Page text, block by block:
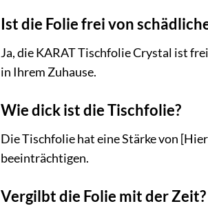
Ist die Folie frei von
Ja, die KARAT Tischfolie Crystal ist
in Ihrem Zuhause.
Wie dick ist die Tischfolie?
Die Tischfolie hat eine Stärke von
beeinträchtigen.
Vergilbt die Folie mit der Zeit?